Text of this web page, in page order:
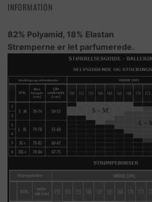
INFORMATION
82% Polyamid, 18% Elastan
Strømperne er let parfumerede.